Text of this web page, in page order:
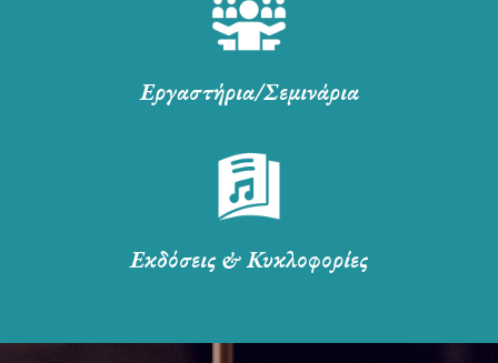
Εργαστήρια/Σεμινάρια
Εκδόσεις & Κυκλοφορίες